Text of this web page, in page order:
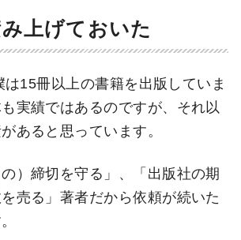
上げておいた
15冊以上の書籍を出版していま
実績ではあるのですが、それ以
あると思っています。
）締切を守る」、「出版社の期
売る」著者だから依頼が続いた